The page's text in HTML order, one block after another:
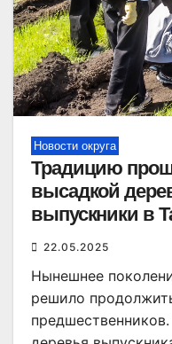
Новости округа
Традицию
высадкой
выпускники в
22.05.2025
Нынешнее
решило